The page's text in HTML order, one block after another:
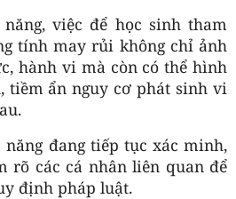
việc để học sinh tham
tính may rủi không chỉ ảnh
hành vi mà còn có thể hình
tiềm ẩn nguy cơ phát sinh vi
đang tiếp tục xác minh,
rõ các cá nhân liên quan để
định pháp luật.